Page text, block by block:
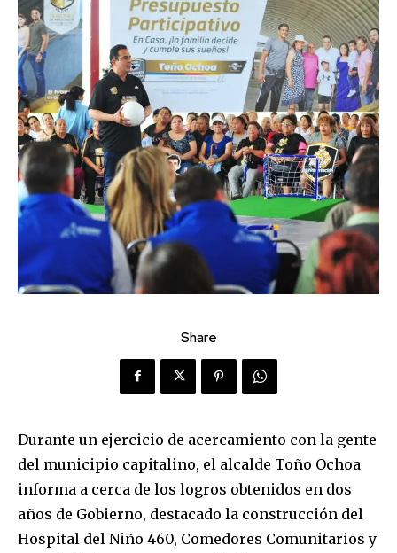
Share
Durante un ejercicio de acercamiento con la gente
del municipio capitalino, el alcalde Toño Ochoa
informa a cerca de los logros obtenidos en dos
años de Gobierno, destacado la construcción del
Hospital del Niño 460, Comedores Comunitarios y